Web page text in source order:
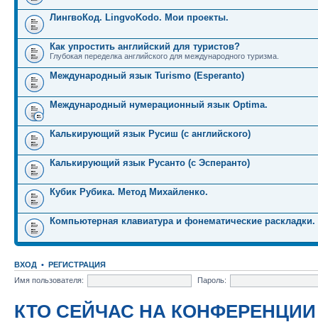
ЛингвоКод. LingvoKodo. Мои проекты.
Как упростить английский для туристов?
Глубокая переделка английского для международного туризма.
Международный язык Turismo (Esperanto)
Международный нумерационный язык Optima.
Калькирующий язык Русиш (с английского)
Калькирующий язык Русанто (с Эсперанто)
Кубик Рубика. Метод Михайленко.
Компьютерная клавиатура и фонематические раскладки.
ВХОД • РЕГИСТРАЦИЯ
Имя пользователя:
Пароль:
КТО СЕЙЧАС НА КОНФЕРЕНЦИИ